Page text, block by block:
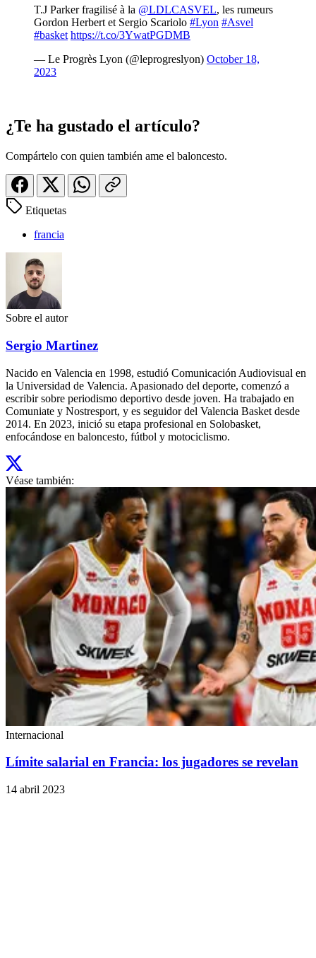
T.J Parker fragilisé à la @LDLCASVEL, les rumeurs
Gordon Herbert et Sergio Scariolo #Lyon #Asvel
#basket https://t.co/3YwatPGDMB
— Le Progrès Lyon (@leprogreslyon) October 18,
2023
¿Te ha gustado el artículo?
Compártelo con quien también ame el baloncesto.
Etiquetas
francia
Sobre el autor
Sergio Martinez
Nacido en Valencia en 1998, estudió Comunicación Audiovisual en
la Universidad de Valencia. Apasionado del deporte, comenzó a
escribir sobre periodismo deportivo desde joven. Ha trabajado en
Comuniate y Nostresport, y es seguidor del Valencia Basket desde
2014. En 2023, inició su etapa profesional en Solobasket,
enfocándose en baloncesto, fútbol y motociclismo.
Véase también:
Internacional
Límite salarial en Francia: los jugadores se revelan
14 abril 2023